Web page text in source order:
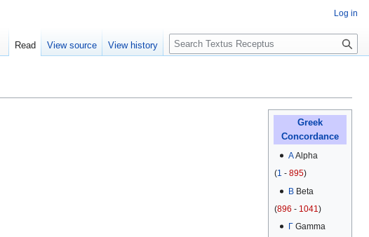
Greek
Concordance
ΑAlpha
(1 - 895)
ΒBeta
(896 - 1041)
ΓGamma
Log in
Read View source View history
S
e
c